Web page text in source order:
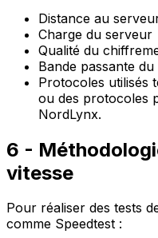
Distance au
Charge du serveur
Qualité du
Bande passante du
Protocoles utilisés
ou des protocoles
NordLynx.
6 -
vitesse
Pour réaliser des tests
comme Speedtest :